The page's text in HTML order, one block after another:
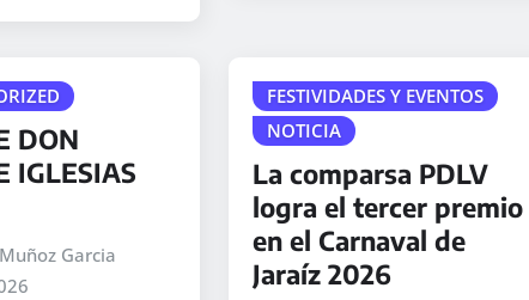
DON
IGLESIAS
Garcia
FESTIVIDADES Y EVENTOS
NOTICIA
La comparsa PDLV
logra el tercer premio
en el Carnaval de
Jaraíz 2026